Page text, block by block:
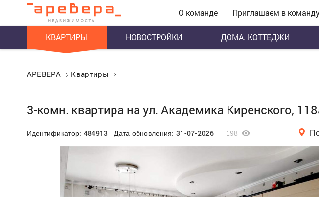
О команде Приглашаем в команду
КВАРТИРЫ НОВОСТРОЙКИ ДОМА. КОТТЕДЖИ
АРЕВЕРА Квартиры
3-комн. квартира на ул. Академика Киренского,
Идентификатор: 484913 Дата обновления: 31-07-2026 198